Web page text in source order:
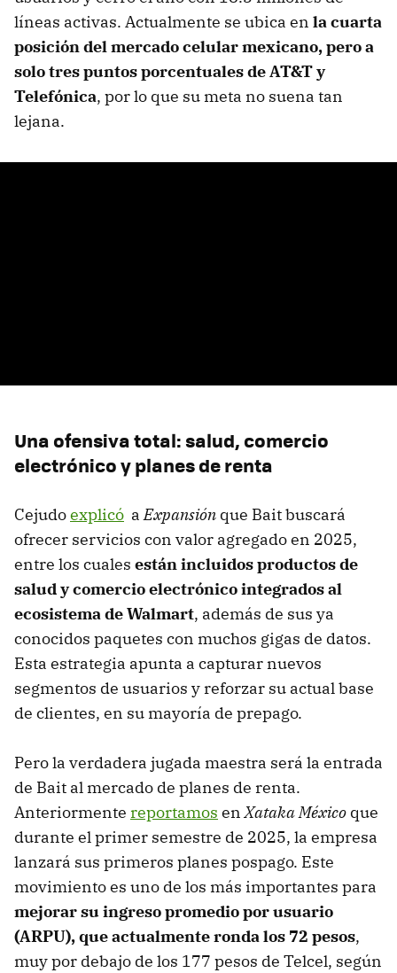
líneas activas. Actualmente se ubica en la cuarta
posición del mercado celular mexicano, pero a
solo tres puntos porcentuales de AT&T y
Telefónica, por lo que su meta no suena tan
lejana.
Una ofensiva total: salud, comercio
electrónico y planes de renta
Cejudoexplicó aExpansión que Bait buscará
ofrecer servicios con valor agregado en 2025,
entre los cuales están incluidos productos de
salud y comercio electrónico integrados al
ecosistema de Walmart, además de sus ya
conocidos paquetes con muchos gigas de datos.
Esta estrategia apunta a capturar nuevos
segmentos de usuarios y reforzar su actual base
de clientes, en su mayoría de prepago.
Pero la verdadera jugada maestra será la entrada
de Bait al mercado de planes de renta.
Anteriormente reportamos enXataka México que
durante el primer semestre de 2025, la empresa
lanzará sus primeros planes pospago. Este
movimiento es uno de los más importantes para
mejorar su ingreso promedio por usuario
(ARPU), que actualmente ronda los 72 pesos,
muy por debajo de los 177 pesos de Telcel, según